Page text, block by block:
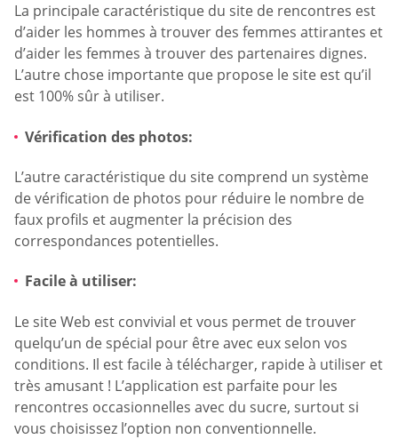
La principale caractéristique du site de rencontres est
d’aider les hommes à trouver des femmes attirantes et
d’aider les femmes à trouver des partenaires dignes.
L’autre chose importante que propose le site est qu’il
est 100% sûr à utiliser.
Vérification des photos:
L’autre caractéristique du site comprend un système
de vérification de photos pour réduire le nombre de
faux profils et augmenter la précision des
correspondances potentielles.
Facile à utiliser:
Le site Web est convivial et vous permet de trouver
quelqu’un de spécial pour être avec eux selon vos
conditions. Il est facile à télécharger, rapide à utiliser et
très amusant ! L’application est parfaite pour les
rencontres occasionnelles avec du sucre, surtout si
vous choisissez l’option non conventionnelle.